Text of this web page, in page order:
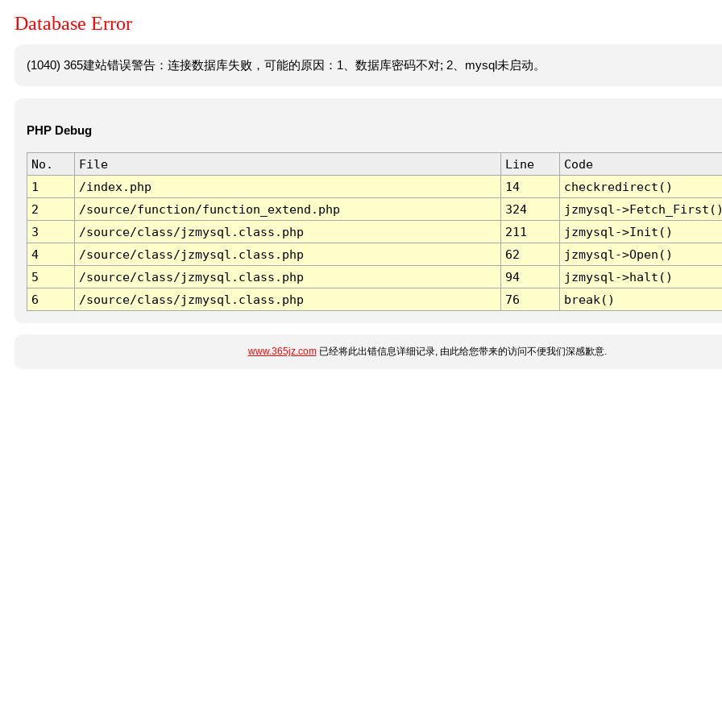
Database Error
(1040) 365建站错误警告：连接数据库失败，可能的原因：1、数据库密码不对; 2、mysql未启动。
PHP Debug
No. File Line
Code
1
/index.php 14
checkredirect()
2
/source/function/function_extend.php 324
jzmysql-
3
/source/class/jzmysql.class.php 211
jzmysql->Init()
4
/source/class/jzmysql.class.php 62
jzmysql->Open()
5
/source/class/jzmysql.class.php 94
jzmysql->halt()
6
/source/class/jzmysql.class.php 76 break()
www.365jz.com已经将此出错信息详细记录, 由此给您带来的访问不便我们深感歉意.